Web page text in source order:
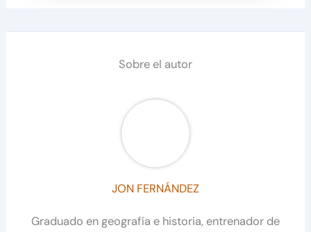
Sobre el autor
JON FERNÁNDEZ
Graduado en geografía e historia, entrenador de